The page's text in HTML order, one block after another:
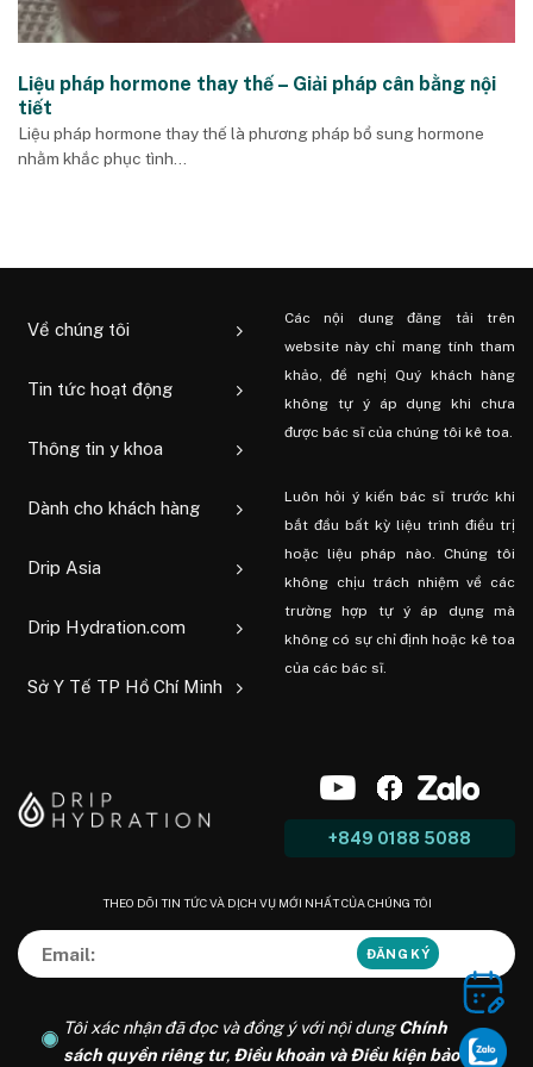
Liệu pháp hormone thay thế – Giải pháp cân bằng nội
tiết
Liệu pháp hormone thay thế là phương pháp bổ sung hormone
nhằm khắc phục tình...
Về chúng tôi
Tin tức hoạt động
Thông tin y khoa
Dành cho khách hàng
Drip Asia
Drip Hydration.com
Sở Y Tế TP Hồ Chí Minh
Các nội dung đăng tải trên
website này chỉ mang tính tham
khảo, đề nghị Quý khách hàng
không tự ý áp dụng khi chưa
được bác sĩ của chúng tôi kê toa.
Luôn hỏi ý kiến ​​bác sĩ trước khi
bắt đầu bất kỳ liệu trình điều trị
hoặc liệu pháp nào. Chúng tôi
không chịu trách nhiệm về các
trường hợp tự ý áp dụng mà
không có sự chỉ định hoặc kê toa
của các bác sĩ.
+849 0188 5088
THEO DÕI TIN TỨC VÀ DỊCH VỤ MỚI NHẤT CỦA CHÚNG TÔI
Tôi xác nhận đã đọc và đồng ý với nội dungChính
sách quyền riêng tư, Điều khoản và Điều kiện bảo